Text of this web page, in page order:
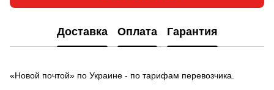
Доставка Оплата Гарантия
«Новой почтой» по Украине - по тарифам перевозчика.